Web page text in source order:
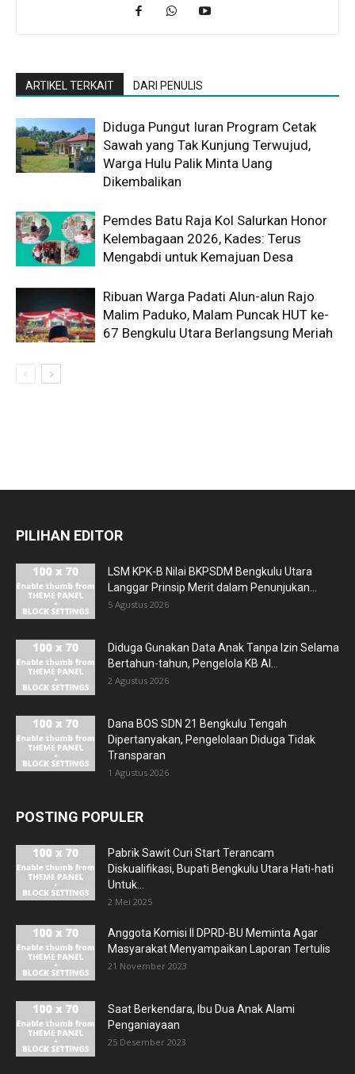
ARTIKEL TERKAIT DARI PENULIS
Diduga Pungut Iuran Program Cetak
Sawah yang Tak Kunjung Terwujud,
Warga Hulu Palik Minta Uang
Dikembalikan
Pemdes Batu Raja Kol Salurkan Honor
Kelembagaan 2026, Kades: Terus
Mengabdi untuk Kemajuan Desa
Ribuan Warga Padati Alun-alun Rajo
Malim Paduko, Malam Puncak HUT ke-
67 Bengkulu Utara Berlangsung Meriah
PILIHAN EDITOR
LSM KPK-B Nilai BKPSDM Bengkulu Utara
Langgar Prinsip Merit dalam Penunjukan...
5 Agustus 2026
Diduga Gunakan Data Anak Tanpa Izin Selama
Bertahun-tahun, Pengelola KB Al...
2 Agustus 2026
Dana BOS SDN 21 Bengkulu Tengah
Dipertanyakan, Pengelolaan Diduga Tidak
Transparan
1 Agustus 2026
POSTING POPULER
Pabrik Sawit Curi Start Terancam
Diskualifikasi, Bupati Bengkulu Utara Hati-hati
Untuk...
2 Mei 2025
Anggota Komisi II DPRD-BU Meminta Agar
Masyarakat Menyampaikan Laporan Tertulis
21 November 2023
Saat Berkendara, Ibu Dua Anak Alami
Penganiayaan
25 Desember 2023